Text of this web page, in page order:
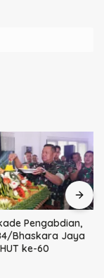
Pengabdian,
Bhaskara Jaya
ke-60